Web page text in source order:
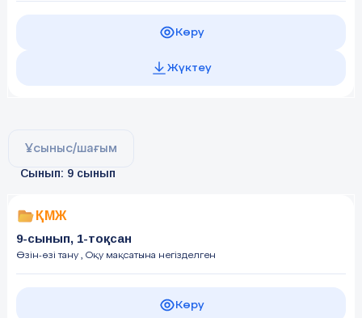
Көру
Жүктеу
Ұсыныс/шағым
Сынып: 9 сынып
ҚМЖ
9-сынып, 1-тоқсан
Өзін-өзі тану , Оқу мақсатына негізделген
Көру